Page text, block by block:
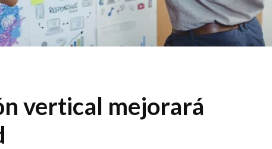
vertical mejorará